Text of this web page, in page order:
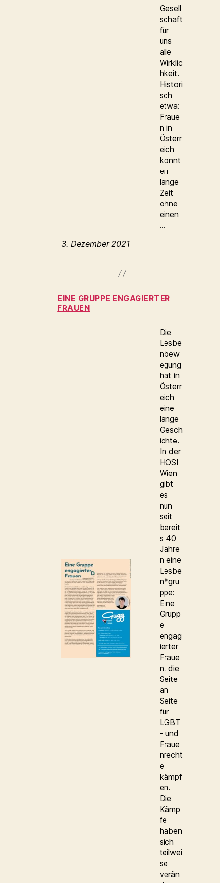
Gesell
schaft
für
uns
alle
Wirklic
hkeit.
Histori
sch
etwa:
Fraue
n in
Österr
eich
konnt
en
lange
Zeit
ohne
einen
…
3. Dezember 2021
EINE GRUPPE ENGAGIERTER
FRAUEN
Die
Lesbe
nbew
egung
hat in
Österr
eich
eine
lange
Gesch
ichte.
In der
HOSI
Wien
gibt
es
nun
seit
bereit
s 40
Jahre
n eine
Lesbe
n*gru
ppe:
Eine
Grupp
e
engag
ierter
Fraue
n, die
Seite
an
Seite
für
LGBT
- und
Fraue
nrecht
e
kämpf
en.
Die
Kämp
fe
haben
sich
teilwei
se
verän